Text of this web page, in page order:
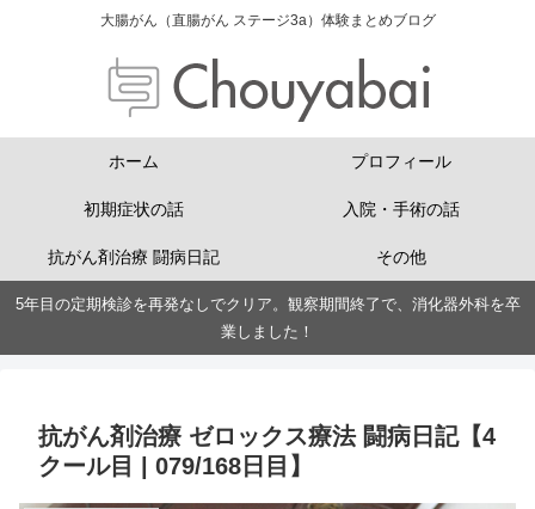
大腸がん（直腸がん ステージ3a）体験まとめブログ
ホーム プロフィール
初期症状の話 入院・手術の話
抗がん剤治療 闘病日記 その他
5年目の定期検診を再発なしでクリア。観察期間終了で、消化器外科を卒
業しました！
抗がん剤治療 ゼロックス療法 闘病日記【4
クール目 | 079/168日目】